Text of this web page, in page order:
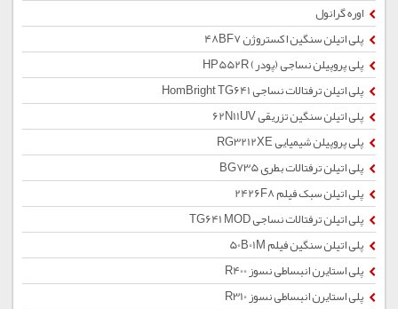
اوره گرانول
پلی اتیلن سنگین اکستروژن 48BF7
پلی پروپیلن نساجی (پودر) HP552R
پلی اتیلن ترفتالات نساجی HomBright TG641
پلی اتیلن سنگین تزریقی 62N11UV
پلی پروپیلن شیمیایی RG3212XE
پلی اتیلن ترفتالات بطری BG735
پلی اتیلن سبک فیلم 2426F8
پلی اتیلن ترفتالات نساجی TG641 MOD
پلی اتیلن سنگین فیلم 50B01M
پلی استایرن انبساطی نسوز R400
پلی استایرن انبساطی نسوز R310